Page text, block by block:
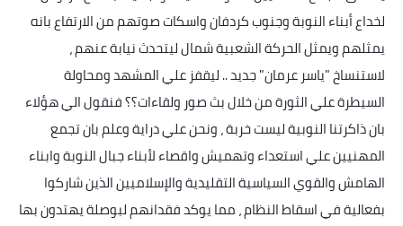
لخداع أبناء النوبة وجنوب كردفان واسكات صوتهم من الارتفاع بانه
يمثلهم ويمثل الحركة الشعبية شمال ليتحدث نيابة عنهم ،
لاستنساخ "ياسر عرمان" جديد .. ليقفز علي المشهد ومحاولة
السيطرة علي الثورة من خلال بث صور ولقاءات؟؟ فنقول الي هؤلاء
بان ذاكرتنا النوبية ليست خربة ، ونحن علي دراية وعلم بان تجمع
المهنيين علي استعداء وتهميش واقصاء لأبناء جبال النوبة وابناء
الهامش والقوي السياسية التقليدية والإسلاميين الذين شاركوا
بفعالية في اسقاط النظام ، مما يوكد فقدانهم لبوصلة يهتدون بها